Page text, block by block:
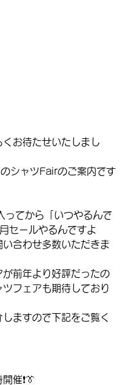
くお待たせいたしまし
のシャツFairのご案内です
ってから「いつやるんで
セールやるんですよ
い合わせ多数いただきま
が前年より好評だったの
ツフェアも期待しており
ますので下記をご覧く
催❗️👔